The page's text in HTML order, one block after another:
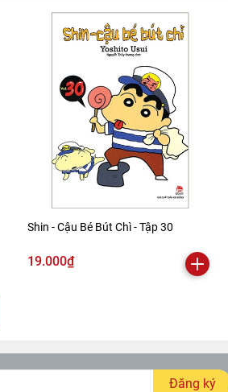
Shin - Cậu Bé Bút Chì - Tập 30
19.000₫
Đăng ký